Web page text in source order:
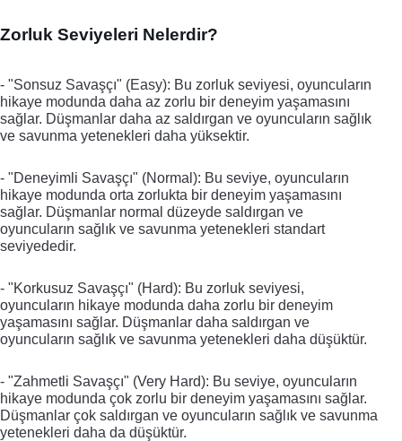
Zorluk Seviyeleri Nelerdir?
- "Sonsuz Savaşçı" (Easy): Bu zorluk seviyesi, oyuncuların
hikaye modunda daha az zorlu bir deneyim yaşamasını
sağlar. Düşmanlar daha az saldırgan ve oyuncuların sağlık
ve savunma yetenekleri daha yüksektir.
- "Deneyimli Savaşçı" (Normal): Bu seviye, oyuncuların
hikaye modunda orta zorlukta bir deneyim yaşamasını
sağlar. Düşmanlar normal düzeyde saldırgan ve
oyuncuların sağlık ve savunma yetenekleri standart
seviyededir.
- "Korkusuz Savaşçı" (Hard): Bu zorluk seviyesi,
oyuncuların hikaye modunda daha zorlu bir deneyim
yaşamasını sağlar. Düşmanlar daha saldırgan ve
oyuncuların sağlık ve savunma yetenekleri daha düşüktür.
- "Zahmetli Savaşçı" (Very Hard): Bu seviye, oyuncuların
hikaye modunda çok zorlu bir deneyim yaşamasını sağlar.
Düşmanlar çok saldırgan ve oyuncuların sağlık ve savunma
yetenekleri daha da düşüktür.